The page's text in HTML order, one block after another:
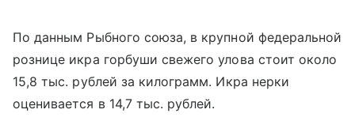
По данным Рыбного союза, в крупной федеральной
рознице икра горбуши свежего улова стоит около
15,8 тыс. рублей за килограмм. Икра нерки
оценивается в 14,7 тыс. рублей.